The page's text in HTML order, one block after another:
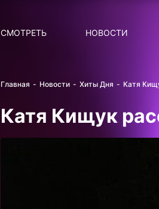
СМОТРЕТЬ НОВОСТИ
Главная Новости Хиты Дня Катя
Катя Кищук